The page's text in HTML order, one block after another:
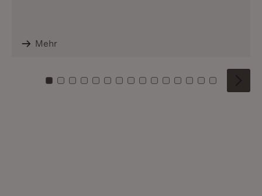
Mehr
Zu Kachel: 0
Zu Kachel: 1
Zu Kachel: 2
Zu Kachel: 3
Zu Kachel: 4
Zu Kachel: 5
Zu Kachel: 6
Zu Kachel: 7
Zu Kachel: 8
Zu Kachel: 9
Zu Kachel: 10
Zu Kachel: 11
Zu Kachel: 12
Zu Kachel:
Zu